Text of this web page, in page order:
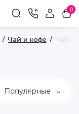
0
Чай и кофе Чай и
Популярные